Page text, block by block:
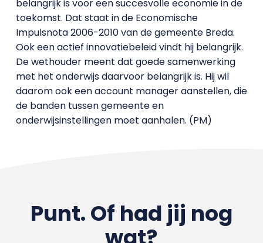
belangrijk is voor een succesvolle economie in de
toekomst. Dat staat in de Economische
Impulsnota 2006-2010 van de gemeente Breda.
Ook een actief innovatiebeleid vindt hij belangrijk.
De wethouder meent dat goede samenwerking
met het onderwijs daarvoor belangrijk is. Hij wil
daarom ook een account manager aanstellen, die
de banden tussen gemeente en
onderwijsinstellingen moet aanhalen. (PM)
Punt. Of had jij nog